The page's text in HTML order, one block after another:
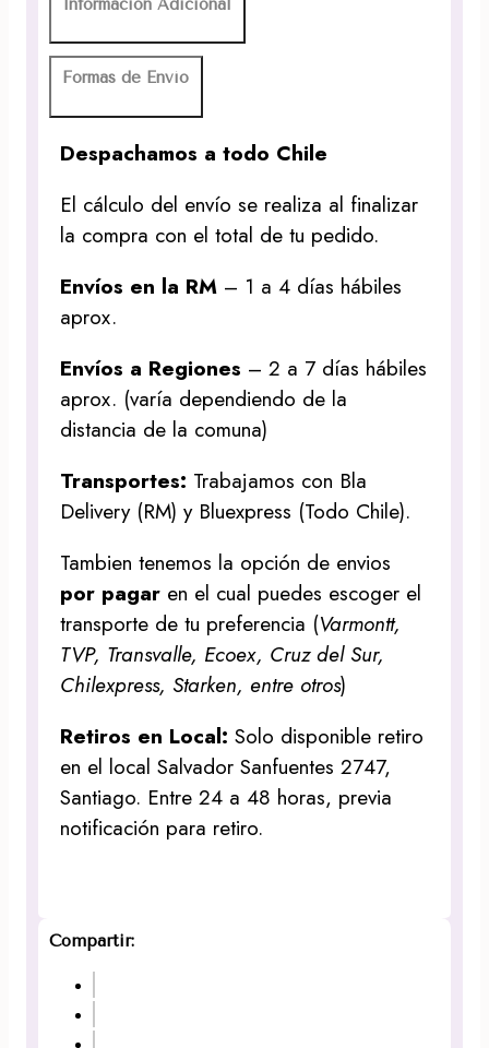
Información Adicional
Formas de Envío
Despachamos a todo Chile
El cálculo del envío se realiza al finalizar
la compra con el total de tu pedido.
Envíos en la RM – 1 a 4 días hábiles
aprox.
Envíos a Regiones – 2 a 7 días hábiles
aprox. (varía dependiendo de la
distancia de la comuna)
Transportes: Trabajamos con Bla
Delivery (RM) y Bluexpress (Todo Chile).
Tambien tenemos la opción de envios
por pagar en el cual puedes escoger el
transporte de tu preferencia (Varmontt,
TVP, Transvalle, Ecoex, Cruz del Sur,
Chilexpress, Starken, entre otros)
Retiros en Local:Solo disponible retiro
en el local Salvador Sanfuentes 2747,
Santiago. Entre 24 a 48 horas, previa
notificación para retiro.
Compartir: